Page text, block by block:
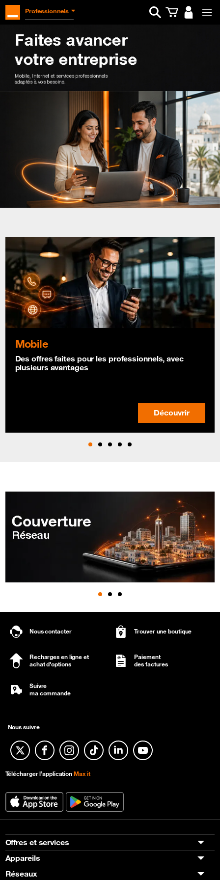
Professionnels Ouvrir la barre
Mobile
Des offres faites pour les professionnels, avec
plusieurs avantages
Découvrir
Nous contacter Trouver une boutique
Recharges en ligne et
achat d'options
Paiement
des factures
Suivre
ma commande
Nous suivre
Twitter FacebookInstagramTikTok Linkedin YouTube
Télécharger l’applicationMax it
Offres et services
Appareils
Réseaux